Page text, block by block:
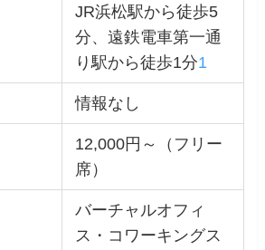
JR浜松駅から徒歩5
分、遠鉄電車第一通
り駅から徒歩1分1
情報なし
12,000円～（フリー
席）
バーチャルオフィ
ス・コワーキングス